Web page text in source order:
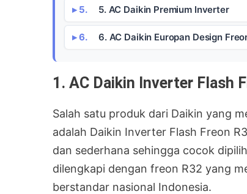
5. AC Daikin Premium Inverter
6. AC Daikin Europan Design
1. AC Daikin Inverter Flash
Salah satu produk dari Daikin yang
adalah Daikin Inverter Flash Freon
dan sederhana sehingga cocok
dilengkapi dengan freon R32 yang
berstandar nasional Indonesia.